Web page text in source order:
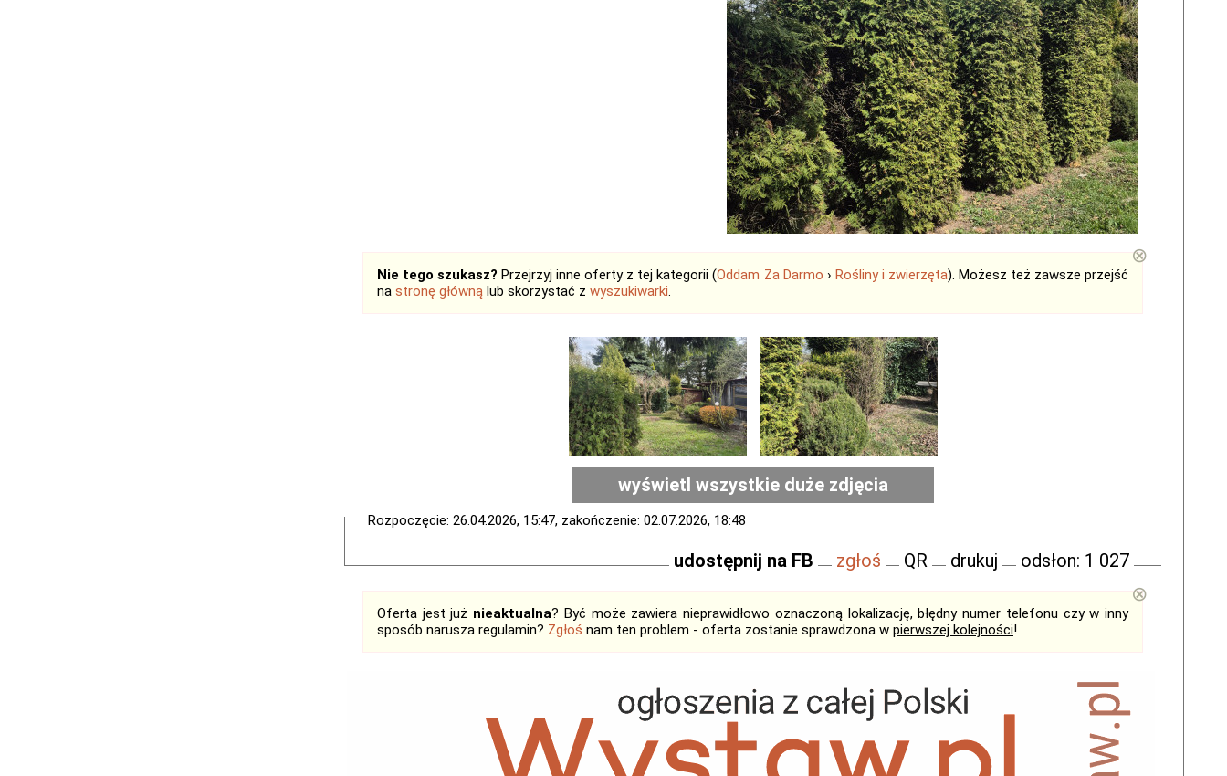
Nie tego szukasz? Przejrzyj inne oferty z tej kategorii (Oddam Za Darmo › Rośliny i zwierzęta). Możesz też zawsze przejść
na stronę główną lub skorzystać z wyszukiwarki.
⊗
wyświetl wszystkie duże zdjęcia
Rozpoczęcie: 26.04.2026, 15:47, zakończenie: 02.07.2026, 18:48
udostępnij na FB zgłoś QR drukuj odsłon: 1 027
Oferta jest już nieaktualna? Być może zawiera nieprawidłowo oznaczoną lokalizację, błędny numer telefonu czy w inny
sposób narusza regulamin? Zgłoś nam ten problem - oferta zostanie sprawdzona w pierwszej kolejności!
⊗